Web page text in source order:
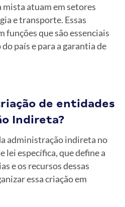
mista atuam em setores
e transporte. Essas
funções que são essenciais
país e para a garantia de
de entidades
Indireta?
administração indireta no
lei específica, que define a
e os recursos dessas
essa criação em